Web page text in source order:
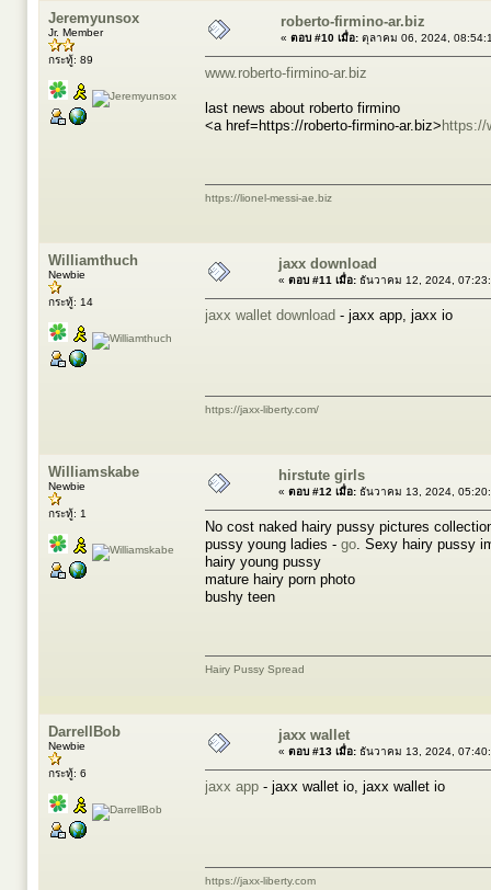
Jeremyunsox
Jr. Member
กระทู้: 89
roberto-firmino-ar.biz
« ตอบ #10 เมื่อ: ตุลาคม 06, 2024,
www.roberto-firmino-ar.biz
last news about roberto firmino
<a href=https://roberto-firmino-ar.biz> https://
https://lionel-messi-ae.biz
Williamthuch
Newbie
กระทู้: 14
jaxx download
« ตอบ #11 เมื่อ: ธันวาคม 12, 2024,
jaxx wallet download - jaxx app, jaxx io
https://jaxx-liberty.com/
Williamskabe
Newbie
กระทู้: 1
hirstute girls
« ตอบ #12 เมื่อ: ธันวาคม 13, 2024,
No cost naked hairy pussy pictures
pussy young ladies - go . Sexy hairy pussy
hairy young pussy
mature hairy porn photo
bushy teen
Hairy Pussy Spread
DarrellBob
Newbie
กระทู้: 6
jaxx wallet
« ตอบ #13 เมื่อ: ธันวาคม 13, 2024,
jaxx app - jaxx wallet io, jaxx wallet io
https://jaxx-liberty.com